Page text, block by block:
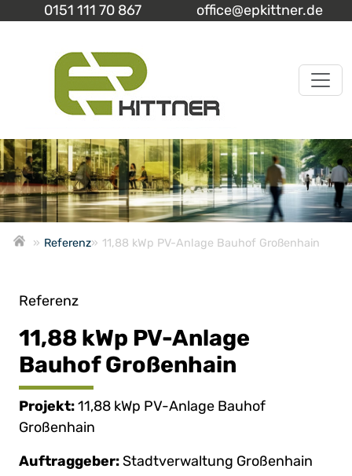
0151 111 70 867 office@epkittner.de
» Referenz» 11,88 kWp PV-Anlage Bauhof Großenhain
Referenz
11,88 kWp PV-Anlage
Bauhof Großenhain
Projekt:11,88 kWp PV-Anlage Bauhof
Großenhain
Auftraggeber:Stadtverwaltung Großenhain